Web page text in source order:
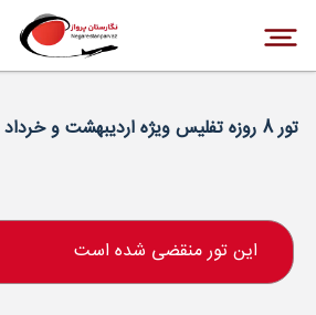
تور 8 روزه تفلیس ویژه اردیبهشت و خرداد
این تور منقضی شده است